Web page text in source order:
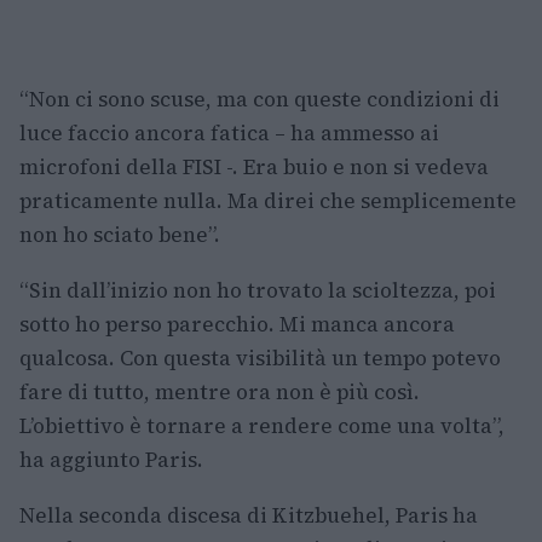
“Non ci sono scuse, ma con queste condizioni di
luce faccio ancora fatica – ha ammesso ai
microfoni della FISI -. Era buio e non si vedeva
praticamente nulla. Ma direi che semplicemente
non ho sciato bene”.
“Sin dall’inizio non ho trovato la scioltezza, poi
sotto ho perso parecchio. Mi manca ancora
qualcosa. Con questa visibilità un tempo potevo
fare di tutto, mentre ora non è più così.
L’obiettivo è tornare a rendere come una volta”,
ha aggiunto Paris.
Nella seconda discesa di Kitzbuehel, Paris ha